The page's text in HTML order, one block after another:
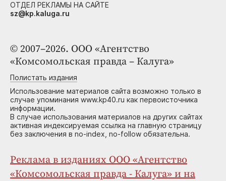
© 2007–2026. ООО «Агентство
«Комсомольская правда – Калуга»
Полистать издания
Использование материалов сайта возможно только в
случае упоминания www.kp40.ru как первоисточника
информации.
В случае использования материалов на других сайтах
активная индексируемая ссылка на главную страницу
без заключения в no-index, no-follow обязательна.
Реклама в изданиях ООО «Агентство
«Комсомольская правда - Калуга» и на
ОТДЕЛ РЕКЛАМЫ НА САЙТЕ
sz@kp.kaluga.ru